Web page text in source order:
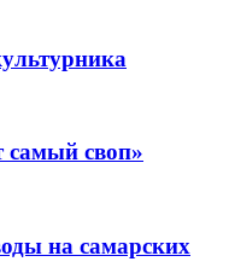
самый своп»
на самарских